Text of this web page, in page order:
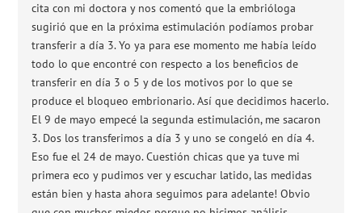
cita con mi doctora y nos comentó que la embrióloga
sugirió que en la próxima estimulación podíamos probar
transferir a día 3. Yo ya para ese momento me había leído
todo lo que encontré con respecto a los beneficios de
transferir en día 3 o 5 y de los motivos por lo que se
produce el bloqueo embrionario. Así que decidimos hacerlo.
El 9 de mayo empecé la segunda estimulación, me sacaron
3. Dos los transferimos a día 3 y uno se congeló en día 4.
Eso fue el 24 de mayo. Cuestión chicas que ya tuve mi
primera eco y pudimos ver y escuchar latido, las medidas
están bien y hasta ahora seguimos para adelante! Obvio